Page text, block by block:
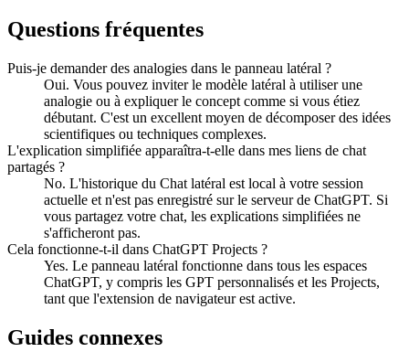
Questions fréquentes
Puis-je demander des analogies dans le panneau latéral ?
Oui. Vous pouvez inviter le modèle latéral à utiliser une
analogie ou à expliquer le concept comme si vous étiez
débutant. C'est un excellent moyen de décomposer des idées
scientifiques ou techniques complexes.
L'explication simplifiée apparaîtra-t-elle dans mes liens de chat
partagés ?
No. L'historique du Chat latéral est local à votre session
actuelle et n'est pas enregistré sur le serveur de ChatGPT. Si
vous partagez votre chat, les explications simplifiées ne
s'afficheront pas.
Cela fonctionne-t-il dans ChatGPT Projects ?
Yes. Le panneau latéral fonctionne dans tous les espaces
ChatGPT, y compris les GPT personnalisés et les Projects,
tant que l'extension de navigateur est active.
Guides connexes